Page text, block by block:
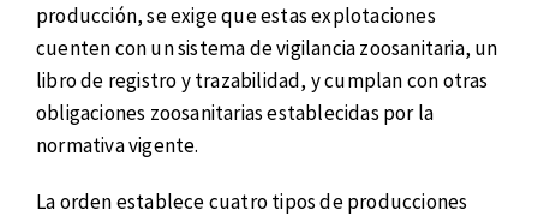
producción, se exige que estas explotaciones
cuenten con un sistema de vigilancia zoosanitaria, un
libro de registro y trazabilidad, y cumplan con otras
obligaciones zoosanitarias establecidas por la
normativa vigente.
La orden establece cuatro tipos de producciones